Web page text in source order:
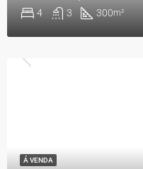
4 3 300m²
Á VENDA